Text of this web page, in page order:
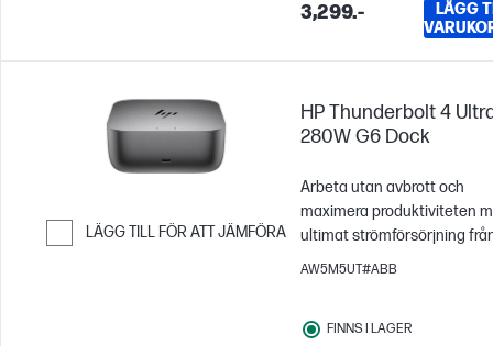
3,299.-
LÄGG
LÄGG TILL FÖR ATT JÄMFÖRA
HP Thunderbolt 4
280W G6 Dock
Arbeta utan avbrott och
maximera produktiviteten
ultimat strömförsörjning
Thunderbolt 4 Ultra 280 W
med den senaste
AW5M5UT#ABB
FINNS I LAGER